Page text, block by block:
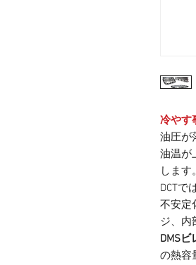
冷やす
油圧が
油温が
します。
DCTで
不安定
ジ、内
DMS
の熱容